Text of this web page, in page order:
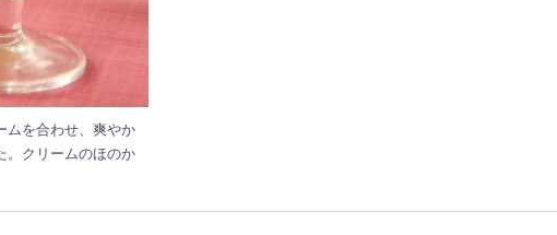
ムを合わせ、爽やか
。クリームのほのか